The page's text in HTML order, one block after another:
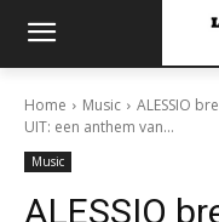
Home Music
ALESSIO
UIT: een anthem van...
Music
ALESSIO